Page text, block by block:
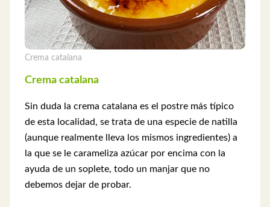
Crema catalana
Crema catalana
Sin duda la crema catalana es el postre más típico
de esta localidad, se trata de una especie de natilla
(aunque realmente lleva los mismos ingredientes) a
la que se le carameliza azúcar por encima con la
ayuda de un soplete, todo un manjar que no
debemos dejar de probar.